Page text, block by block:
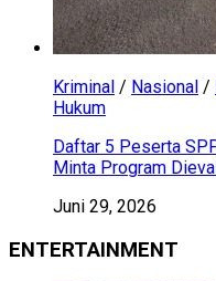
Kriminal / Nasional /
Hukum
Daftar 5 Peserta
Minta Program
Juni 29, 2026
ENTERTAINMENT